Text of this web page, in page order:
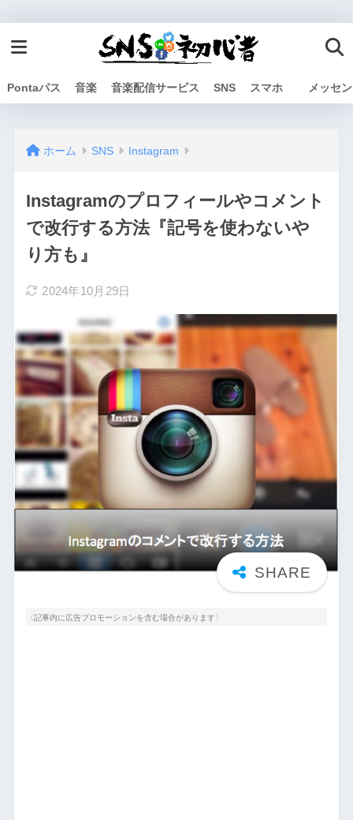
Pontaパス 音楽 音楽配信サービス SNS スマホ メッセ
ホーム SNS Instagram
Instagramのプロフィールやコメント
で改行する方法『記号を使わないや
り方も』
2024年10月29日
〈記事内に広告プロモーションを含む場合があります〉